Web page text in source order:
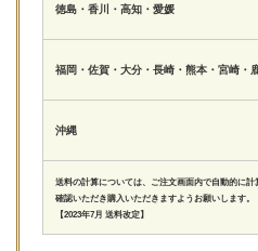
徳島・香川・高知・愛媛
福岡・佐賀・大分・長崎・熊本・宮崎・
沖縄
送料の計算については、ご注文画面内で自動的に
確認いただき購入いただきますようお願いします。
【2023年7月 送料改定】